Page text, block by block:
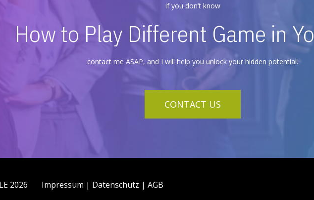
if you don’t know
How to Play Different Game in
contact me ASAP, and I will help you unlock your hidden potential.
CONTACT US
2026 Impressum | Datenschutz | AGB